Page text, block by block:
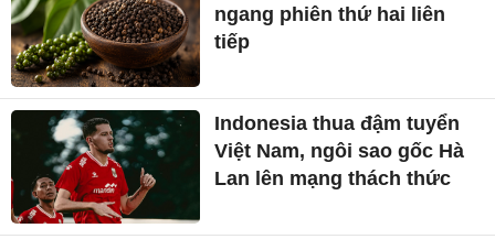
ngang phiên thứ hai liên
tiếp
Indonesia thua đậm tuyển
Việt Nam, ngôi sao gốc Hà
Lan lên mạng thách thức